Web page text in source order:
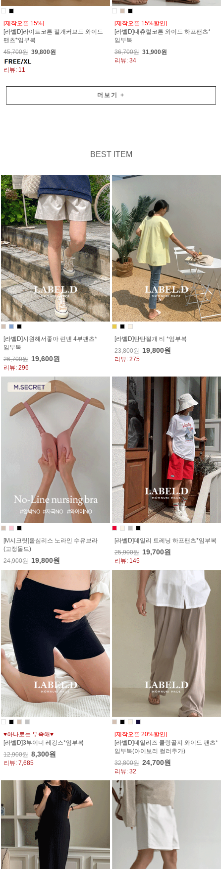
[제작오픈 15%]
[라벨D]라이트코튼 절개커브드 와이드
팬츠*임부복
45,700원 39,800원
리뷰: 11
[제작오픈 15%할인]
[라벨D]내츄럴코튼 와이드 하프팬츠*
임부복
36,700원 31,900원
리뷰: 34
더보기 +
BEST ITEM
[라벨D]시원해서좋아 린넨 4부팬츠*
임부복
26,700원 19,600원
리뷰: 296
[라벨D]탄탄절개 티 *임부복
23,800원 19,800원
리뷰: 275
[M시크릿]올심리스 노라인 수유브라
(고정몰드)
24,900원 19,800원
[라벨D]데일리 트레닝 하프팬츠*임부복
25,900원 19,700원
리뷰: 145
♥하나로는 부족해♥
[라벨D]3부이너 레깅스*임부복
12,900원 8,300원
리뷰: 7,685
[제작오픈 20%할인]
[라벨D]데일리즈 쿨링골지 와이드 팬츠*
임부복(아이보리 컬러추가)
32,800원 24,700원
리뷰: 32